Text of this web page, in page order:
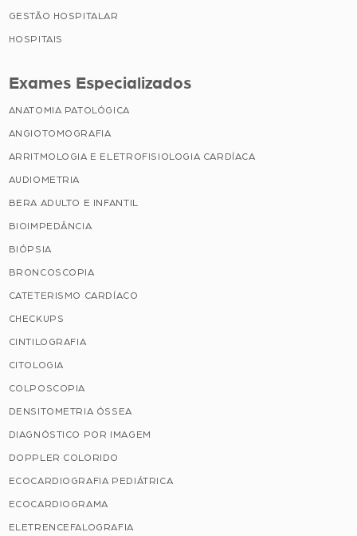
GESTÃO HOSPITALAR
HOSPITAIS
Exames Especializados
ANATOMIA PATOLÓGICA
ANGIOTOMOGRAFIA
ARRITMOLOGIA E ELETROFISIOLOGIA CARDÍACA
AUDIOMETRIA
BERA ADULTO E INFANTIL
BIOIMPEDÂNCIA
BIÓPSIA
BRONCOSCOPIA
CATETERISMO CARDÍACO
CHECKUPS
CINTILOGRAFIA
CITOLOGIA
COLPOSCOPIA
DENSITOMETRIA ÓSSEA
DIAGNÓSTICO POR IMAGEM
DOPPLER COLORIDO
ECOCARDIOGRAFIA PEDIÁTRICA
ECOCARDIOGRAMA
ELETRENCEFALOGRAFIA